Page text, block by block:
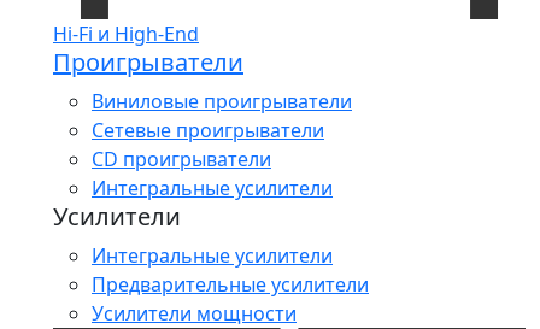
Hi-Fi и High-End
Проигрыватели
Виниловые проигрыватели
Сетевые проигрыватели
CD проигрыватели
Интегральные усилители
Усилители
Интегральные усилители
Предварительные усилители
Усилители мощности